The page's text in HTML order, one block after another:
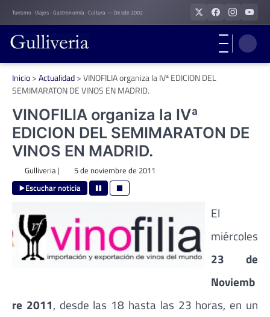
Skip
to
content
Turismo · Viajes · Gastronomía · Cultura — Desde 2002
Inicio>Actualidad>VINOFILIA organiza la IVª EDICION DEL
SEMIMARATON DE VINOS EN MADRID.
VINOFILIA organiza la IVª
EDICION DEL SEMIMARATON DE
VINOS EN MADRID.
Gulliveria| 5 de noviembre de 2011
Escuchar noticia
El
miércoles
23 de
Noviemb
re 2011, desde las 18 hasta las 23 horas, en un